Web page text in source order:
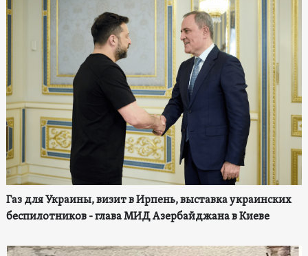
Газ для Украины, визит в Ирпень, выставка украинских
беспилотников - глава МИД Азербайджана в Киеве